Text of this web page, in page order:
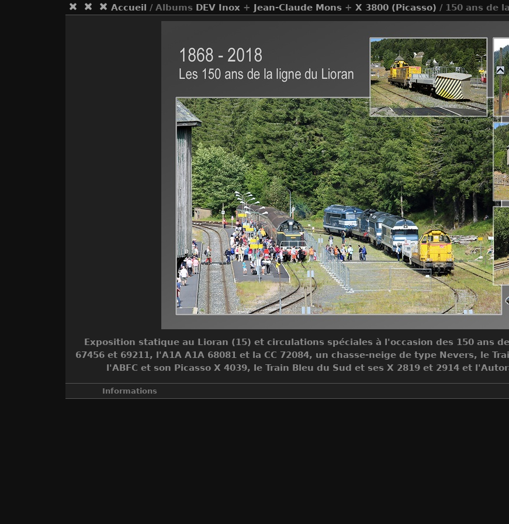
Accueil / Albums DEV Inox + Jean-Claude Mons + X 3800 (Picasso) / 150 ans de
Exposition statique au Lioran (15) et circulations spéciales à l'occasion des 150 ans
67456 et 69211, l'A1A A1A 68081 et la CC 72084, un chasse-neige de type Nevers, le
l'ABFC et son Picasso X 4039, le Train Bleu du Sud et ses X 2819 et 2914 et
Informations